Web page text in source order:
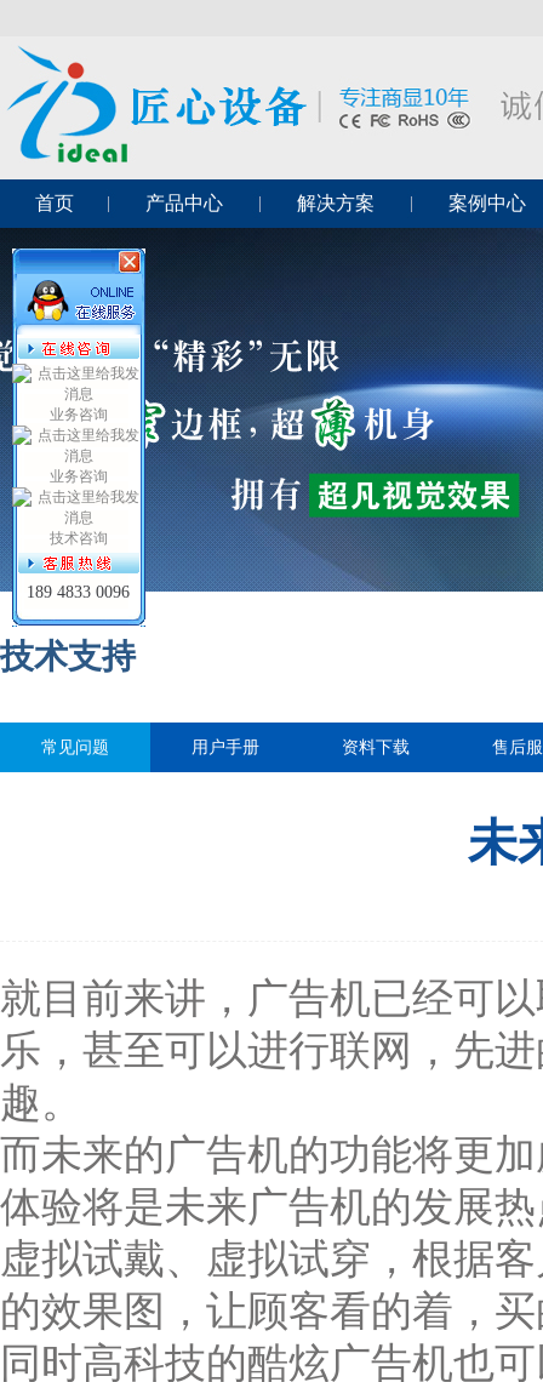
首页 产品中心 解决方案 案例中心
技术支持
常见问题 用户手册 资料下载 售后
未
就目前来讲，广告机已经可
乐，甚至可以进行联网，先
趣。
而未来的广告机的功能将更
体验将是未来广告机的发展
虚拟试戴、虚拟试穿，根据
的效果图，让顾客看的着，
同时高科技的酷炫广告机也
业务咨询
业务咨询
技术咨询
189 4833 0096